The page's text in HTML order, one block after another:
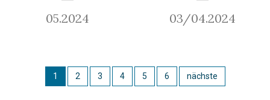
05.2024 03/04.2024
1 2 3 4 5 6 nächste